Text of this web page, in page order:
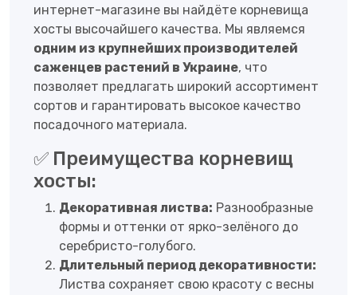
интернет-магазине вы найдёте корневища
хосты высочайшего качества. Мы являемся
одним из крупнейших производителей
саженцев растений в Украине, что
позволяет предлагать широкий ассортимент
сортов и гарантировать высокое качество
посадочного материала.
✅ Преимущества корневищ
хосты:
Декоративная листва: Разнообразные
формы и оттенки от ярко-зелёного до
серебристо-голубого.
Длительный период декоративности:
Листва сохраняет свою красоту с весны